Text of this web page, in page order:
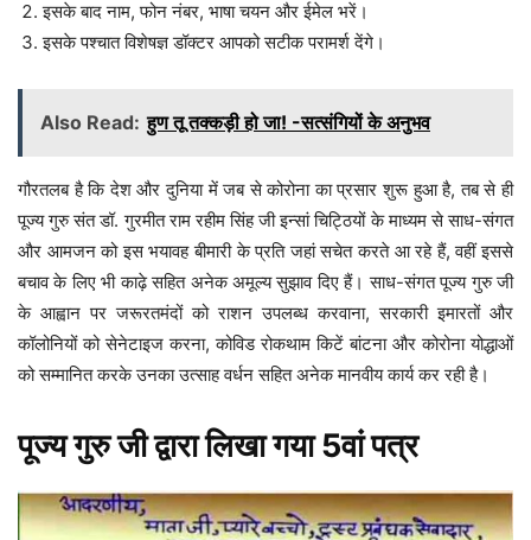
इसके बाद नाम, फोन नंबर, भाषा चयन और ईमेल भरें।
इसके पश्चात विशेषज्ञ डॉक्टर आपको सटीक परामर्श देंगे।
Also Read: हुण तू तक्कड़ी हो जा! -सत्संगियों के अनुभव
गौरतलब है कि देश और दुनिया में जब से कोरोना का प्रसार शुरू हुआ है, तब से ही
पूज्य गुरु संत डॉ. गुरमीत राम रहीम सिंह जी इन्सां चिट्ठियों के माध्यम से साध-संगत
और आमजन को इस भयावह बीमारी के प्रति जहां सचेत करते आ रहे हैं, वहीं इससे
बचाव के लिए भी काढ़े सहित अनेक अमूल्य सुझाव दिए हैं। साध-संगत पूज्य गुरु जी
के आह्वान पर जरूरतमंदों को राशन उपलब्ध करवाना, सरकारी इमारतों और
कॉलोनियों को सेनेटाइज करना, कोविड रोकथाम किटें बांटना और कोरोना योद्धाओं
को सम्मानित करके उनका उत्साह वर्धन सहित अनेक मानवीय कार्य कर रही है।
पूज्य गुरु जी द्वारा लिखा गया 5वां पत्र